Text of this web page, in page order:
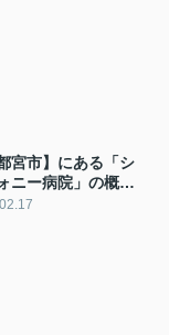
宮市】にある「シ
ニー病院」の概
療内容もご紹介